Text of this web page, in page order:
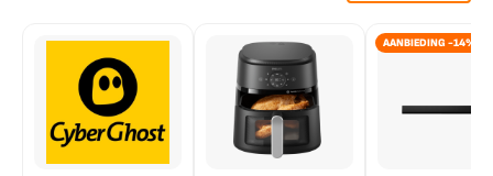
AANBIEDING -14%